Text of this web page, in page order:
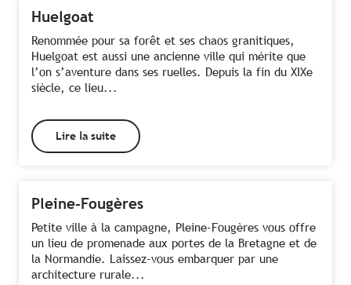
Huelgoat
Renommée pour sa forêt et ses chaos granitiques,
Huelgoat est aussi une ancienne ville qui mérite que
l’on s’aventure dans ses ruelles. Depuis la fin du XIXe
siècle, ce lieu...
Lire la suite
Pleine-Fougères
Petite ville à la campagne, Pleine-Fougères vous offre
un lieu de promenade aux portes de la Bretagne et de
la Normandie. Laissez-vous embarquer par une
architecture rurale...